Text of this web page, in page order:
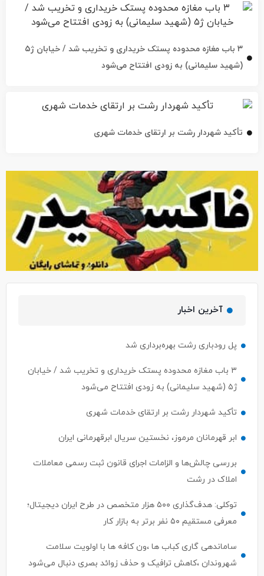
۳ باب مغازه محدوده پستک خریداری و تخریب شد / خیابان ژ۵
(شهید سلیمانی) به زودی افتتاح می‌شود
تأکید شهردار رشت بر ارتقای خدمات شهری
آخرین اخبار
پل رودباری رشت بهره‌برداری شد
۳ باب مغازه محدوده پستک خریداری و تخریب شد / خیابان
ژ۵ (شهید سلیمانی) به زودی افتتاح می‌شود
تأکید شهردار رشت بر ارتقای خدمات شهری
ابر قهرمانان مرموز، نخستین سریال ابرقهرمانی ایران
بررسی چالش‌ها و الزامات اجرای قانون ثبت رسمی معاملات
املاک در رشت
توکلی: هدف‌گذاری ۵۰۰ هزار متخصص در طرح ایران دیجیتال؛
معرفی مستقیم ۵۰ نفر برتر به بازار کار
ساماندهی گاری کباب ها ،ون کافه ها با اولویت سلامت
شهروندان ،کاهش ترافیک و حذف زوائد بصری دنبال می‌شود